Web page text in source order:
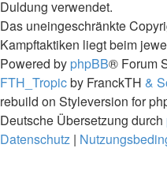
Duldung verwendet.
Das uneingeschränkte
Kampftaktiken liegt beim
Powered by phpBB® Forum
FTH_Tropicby FranckTH &
rebuild on Styleversion for
Deutsche Übersetzung durch
Datenschutz |